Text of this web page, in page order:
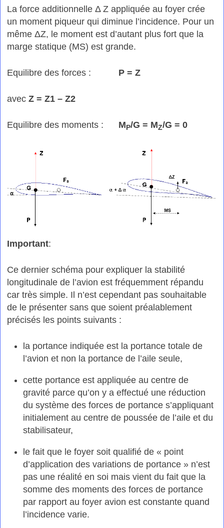
La force additionnelle Δ Z appliquée au foyer crée
un moment piqueur qui diminue l’incidence. Pour un
même ΔZ, le moment est d’autant plus fort que la
marge statique (MS) est grande.
Equilibre des forces : P = Z
avec Z = Z1 – Z2
Equilibre des moments : M P/G = MZ/G = 0
Important:
Ce dernier schéma pour expliquer la stabilité
longitudinale de l’avion est fréquemment répandu
car très simple. Il n’est cependant pas souhaitable
de le présenter sans que soient préalablement
précisés les points suivants :
la portance indiquée est la portance totale de
l’avion et non la portance de l’aile seule,
cette portance est appliquée au centre de
gravité parce qu’on y a effectué une réduction
du système des forces de portance s’appliquant
initialement au centre de poussée de l’aile et du
stabilisateur,
le fait que le foyer soit qualifié de « point
d’application des variations de portance » n’est
pas une réalité en soi mais vient du fait que la
somme des moments des forces de portance
par rapport au foyer avion est constante quand
l’incidence varie.